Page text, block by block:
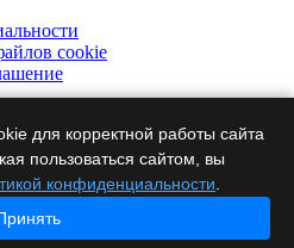
cookie
корп. 1, офис 313 +7 495 644-39-
сайте не является публичной
для корректной работы сайта
пользоваться сайтом, вы
конфиденциальности